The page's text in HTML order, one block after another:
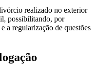
realizado no exterior
possibilitando, por
a regularização de questões